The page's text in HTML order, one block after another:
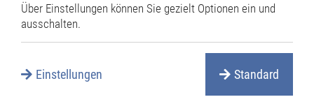
Viel Geld gibt die Stadt Philippsburg für die
Ersatzbeschaffung eines Unimog aus.
Einmütig, trotz kritischer Nachfragen von
Stadtrat Werner Back wegen der hohen
Anschaffungskosten, beschloss der
Über Einstellungen können Sie gezielt Optionen ein und
ausschalten.
Einstellungen Standard